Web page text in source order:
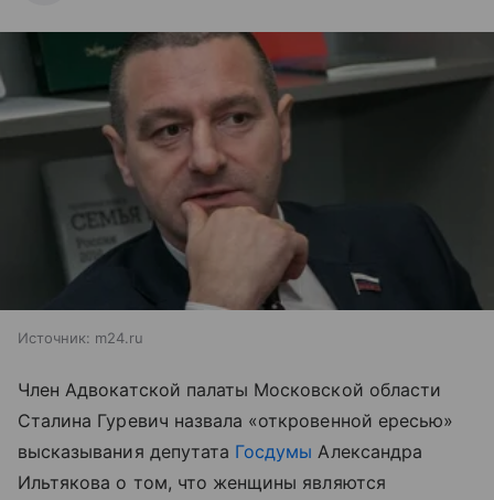
Источник: m24.ru
Член Адвокатской палаты Московской области
Сталина Гуревич назвала «откровенной ересью»
высказывания депутата Госдумы Александра
Ильтякова о том, что женщины являются